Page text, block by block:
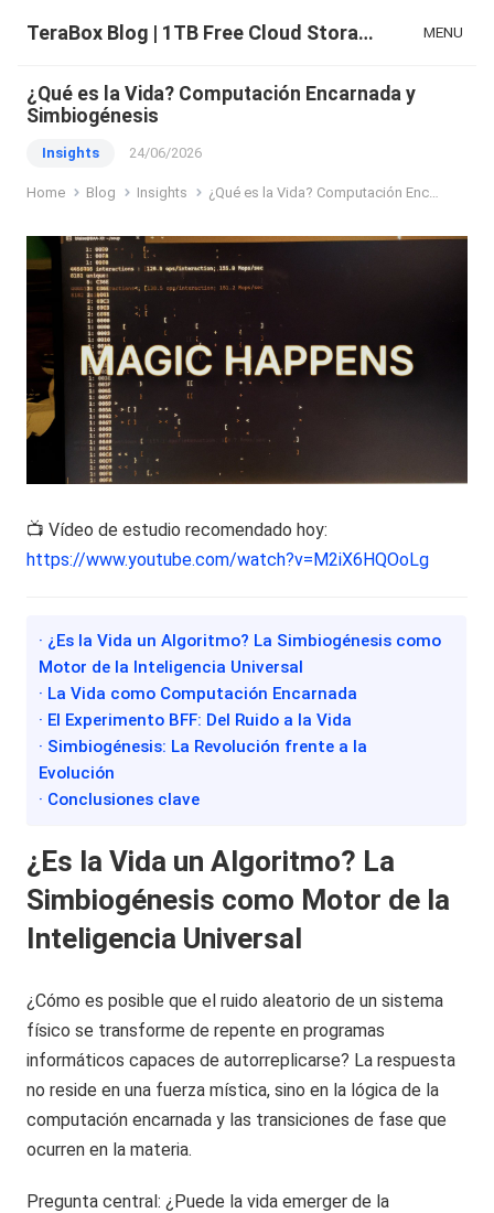
TeraBox Blog | 1TB Free Cloud Storage & All-in-One AI Space MENU
¿Qué es la Vida? Computación Encarnada y
Simbiogénesis
Insights 24/06/2026
Home Blog Insights ¿Qué es la Vida? Computación Encarnada y Simbiogénesis
📺 Vídeo de estudio recomendado hoy:
https://www.youtube.com/watch?v=M2iX6HQOoLg
· ¿Es la Vida un Algoritmo? La Simbiogénesis como
Motor de la Inteligencia Universal
· La Vida como Computación Encarnada
· El Experimento BFF: Del Ruido a la Vida
· Simbiogénesis: La Revolución frente a la
Evolución
· Conclusiones clave
¿Es la Vida un Algoritmo? La
Simbiogénesis como Motor de la
Inteligencia Universal
¿Cómo es posible que el ruido aleatorio de un sistema
físico se transforme de repente en programas
informáticos capaces de autorreplicarse? La respuesta
no reside en una fuerza mística, sino en la lógica de la
computación encarnada y las transiciones de fase que
ocurren en la materia.
Pregunta central: ¿Puede la vida emerger de la